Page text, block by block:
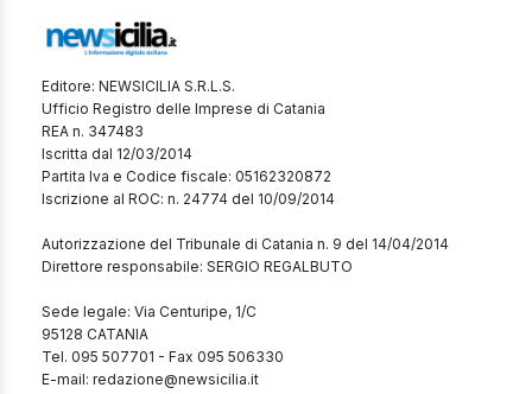
Editore: NEWSICILIA S.R.L.S.
Ufficio Registro delle Imprese di Catania
REA n. 347483
Iscritta dal 12/03/2014
Partita Iva e Codice fiscale: 05162320872
Iscrizione al ROC: n. 24774 del 10/09/2014
Autorizzazione del Tribunale di Catania n. 9 del 14/04/2014
Direttore responsabile: SERGIO REGALBUTO
Sede legale: Via Centuripe, 1/C
95128 CATANIA
Tel. 095 507701 - Fax 095 506330
E-mail: redazione@newsicilia.it